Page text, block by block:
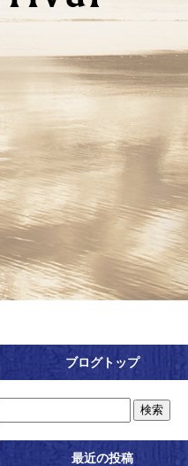
ブログトップ
最近の投稿